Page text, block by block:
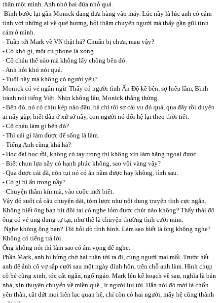
thân một mình. Anh nhớ hai đứa nhỏ quá.
Bình bước lại gần Monick đang đưa hàng vào máy. Lúc nầy là lúc anh có cảm
tình với những ai về quê hương, hỏi thăm chuyện người mà thấy gần gũi tình
cảm ở mình.
- Tuần tới Mark về VN thật hả? Chuẩn bị chưa, mau vậy?
- Có khó gì, một cú phone là xong.
- Cô cháu thế nào mà không lấy chồng bên đó.
- Anh hỏi khó nói quá.
- Tuổi nầy mà không có người yêu?
Monick có vẻ ngần ngừ. Thấy có người tình Ấn Độ kề bên, sợ hiểu lầm, Bình
tránh nói tiếng Việt. Nhịn không lâu, Monick thẳng thừng.
- Bên đó, nó có chịu kép nào đâu, bà chị tôi sợ cái vụ đó quá, qua đây rồi duyên
ai nấy gặp, biết đâu ở xứ sở nầy, con người nó đổi hệ lại theo thời tiết.
- Cô cháu làm gì bên đó?
- Thì cái gì làm được để sống là làm.
- Tiếng Anh cũng khá hả?
- Học đại học rồi, không có tay trong thì không xin làm hãng ngoại được.
- Biết chọn lựa nầy có hạnh phúc không, sao vội vàng vậy?
- Qua được cái đã, còn tụi nó có ăn nằm được hay không, tính sau.
- Có gì bí ẩn trong nầy?
- Chuyện thầm kín mà, vào cuộc mới biết.
Vậy đó suốt cả câu chuyện dài, tóm lược như nội dung truyện tình cực ngắn.
Không biết ông bạn bịt đôi tai có nghe lỏm được chút nào không? Thấy thái độ
ông có vẻ ung dung tự tại, như thể là chuyện thường tình cười mỉm.
Nghe không ông bạn? Tôi hỏi dò tình hình. Làm sao biết là ông không nghe?
Không có tiếng trả lời.
Ông không nói thì làm sao có âm vọng để nghe.
Phần Mark, anh hí hửng chờ hai tuần tới ra đi, cùng người mai mối. Trước hết
anh để ảnh cô vợ sắp cưới sau một ngày đính hôn, trên chỗ anh làm. Hình chụp
cô bé cũng xinh, tóc cắt ngắn, ngổ ngáo. Mark lên kế hoạch về sau, nghĩa là bán
nhà, xin thuyên chuyển về miền quê , ít người lui tới. Hắn nói đó mới là chốn
yên thân, cắt đứt mọi liên lạc quan hệ, chỉ còn có hai người, mấy hệ cũng thành